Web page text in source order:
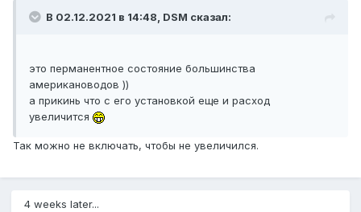
В 02.12.2021 в 14:48, DSM сказал:
это перманентное состояние большинства
американоводов ))
а прикинь что с его установкой еще и расход
увеличится
Так можно не включать, чтобы не увеличился.
4 weeks later...